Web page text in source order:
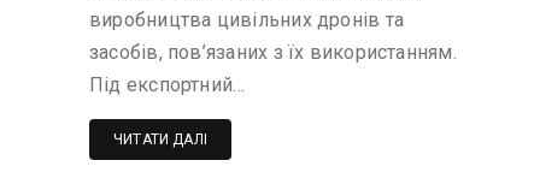
виробництва цивільних дронів та
засобів, пов’язаних з їх використанням.
Під експортний…
ЧИТАТИ ДАЛІ